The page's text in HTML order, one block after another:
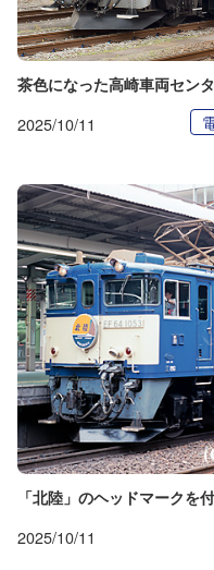
茶色になった高崎車両セン
2025/10/11
「北陸」のヘッドマークを
2025/10/11